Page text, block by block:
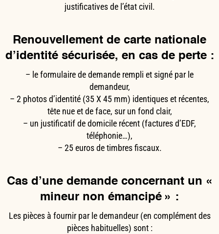
justificatives de l’état civil.
Renouvellement de carte nationale
d’identité sécurisée, en cas de perte :
– le formulaire de demande rempli et signé par le
demandeur,
– 2 photos d’identité (35 X 45 mm) identiques et récentes,
tête nue et de face, sur un fond clair,
– un justificatif de domicile récent (factures d’EDF,
téléphonie…),
– 25 euros de timbres fiscaux.
Cas d’une demande concernant un «
mineur non émancipé » :
Les pièces à fournir par le demandeur (en complément des
pièces habituelles) sont :